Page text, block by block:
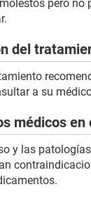
pero no
del
a su
médicos en
y las